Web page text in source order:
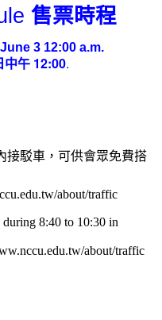
售票時程
June 3 12:00 a.m.
中午 12:00.
接駁車，可供會眾免費搭
about/traffic
8:40 to 10:30 in
about/traffic